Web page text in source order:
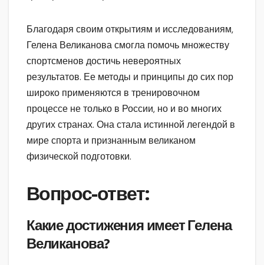
Благодаря своим открытиям и исследованиям,
Гелена Великанова смогла помочь множеству
спортсменов достичь невероятных
результатов. Ее методы и принципы до сих пор
широко применяются в тренировочном
процессе не только в России, но и во многих
других странах. Она стала истинной легендой в
мире спорта и признанным великаном
физической подготовки.
Вопрос-ответ:
Какие достижения имеет Гелена
Великанова?